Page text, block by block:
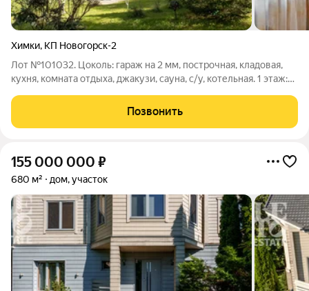
Химки, КП Новогорск-2
Лот №101032. Цоколь: гараж на 2 мм, построчная, кладовая,
кухня, комната отдыха, джакузи, сауна, с/у, котельная. 1 этаж:
выходом на террасу. 2 этаж: спальня с с/у, детская спальня с с/
у.
Позвонить
155 000 000 ₽
680 м² дом, участок